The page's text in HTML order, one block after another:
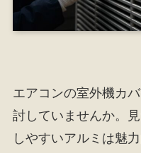
エアコンの室外機カ
討していませんか。
しやすいアルミは魅